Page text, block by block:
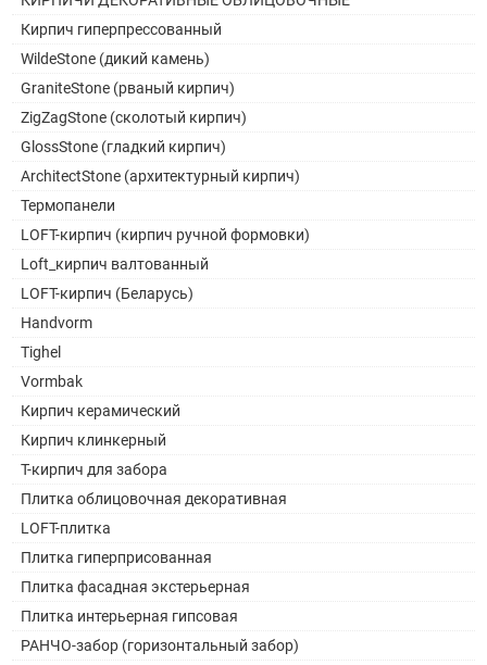
Кирпич гиперпрессованный
WildeStone (дикий камень)
GraniteStone (рваный кирпич)
ZigZagStone (сколотый кирпич)
GlossStone (гладкий кирпич)
ArchitectStone (архитектурный кирпич)
Термопанели
LOFT-кирпич (кирпич ручной формовки)
Loft_кирпич валтованный
LOFT-кирпич (Беларусь)
Handvorm
Tighel
Vormbak
Кирпич керамический
Кирпич клинкерный
Т-кирпич для забора
Плитка облицовочная декоративная
LOFT-плитка
Плитка гиперприсованная
Плитка фасадная экстерьерная
Плитка интерьерная гипсовая
РАНЧО-забор (горизонтальный забор)